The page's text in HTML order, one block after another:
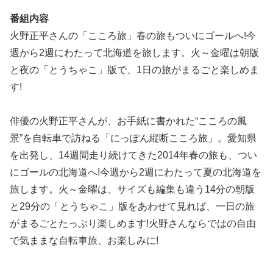
番組内容
火野正平さんの「こころ旅」春の旅もついにゴールへ!今
週から2週にわたって北海道を旅します。火～金曜は朝版
と夜の「とうちゃこ」版で、1日の旅がまるごと楽しめま
す!
俳優の火野正平さんが、お手紙に書かれた“こころの風
景”を自転車で訪ねる「にっぽん縦断こころ旅」。愛知県
を出発し、14週間走り続けてきた2014年春の旅も、つい
にゴールの北海道へ!今週から2週にわたって夏の北海道を
旅します。火～金曜は、サイズも編集も違う14分の朝版
と29分の「とうちゃこ」版をあわせて見れば、一日の旅
がまるごとたっぷり楽しめます!火野さんならではの自由
で気ままな自転車旅、お楽しみに!